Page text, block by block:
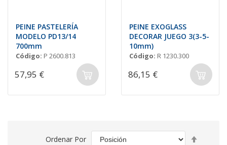
PEINE PASTELERÍA
MODELO PD13/14
700mm
Código: P 2600.813
57,95 €
PEINE EXOGLASS
DECORAR JUEGO 3(3-5-
10mm)
Código: R 1230.300
86,15 €
Ordenar Por